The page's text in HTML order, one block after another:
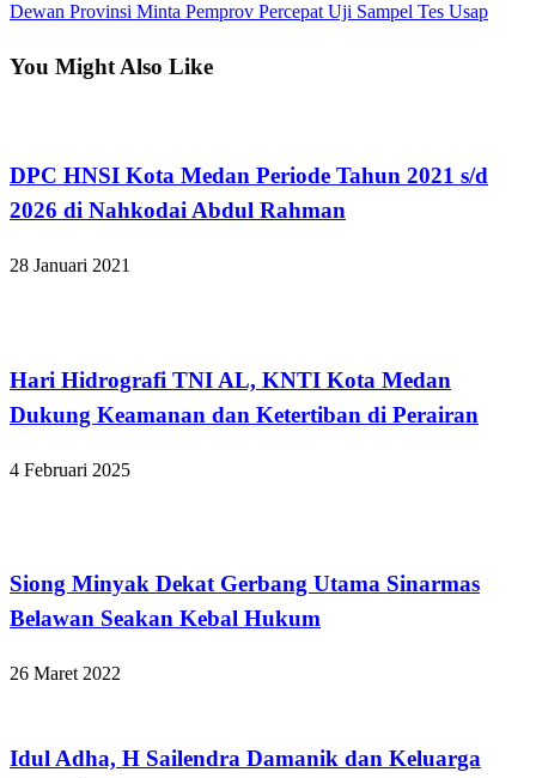
Post
Next
Dewan Provinsi Minta Pemprov Percepat Uji Sampel Tes Usap
You Might Also Like
DPC HNSI Kota Medan Periode Tahun 2021 s/d
2026 di Nahkodai Abdul Rahman
28 Januari 2021
Hari Hidrografi TNI AL, KNTI Kota Medan
Dukung Keamanan dan Ketertiban di Perairan
4 Februari 2025
Siong Minyak Dekat Gerbang Utama Sinarmas
Belawan Seakan Kebal Hukum
26 Maret 2022
Idul Adha, H Sailendra Damanik dan Keluarga